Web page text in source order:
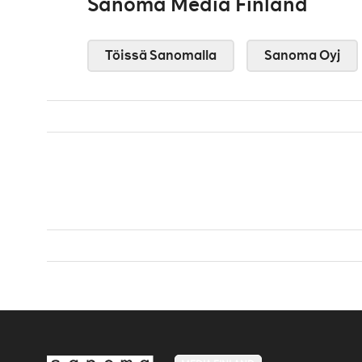
Töissä Sanomalla Sanoma Oyj